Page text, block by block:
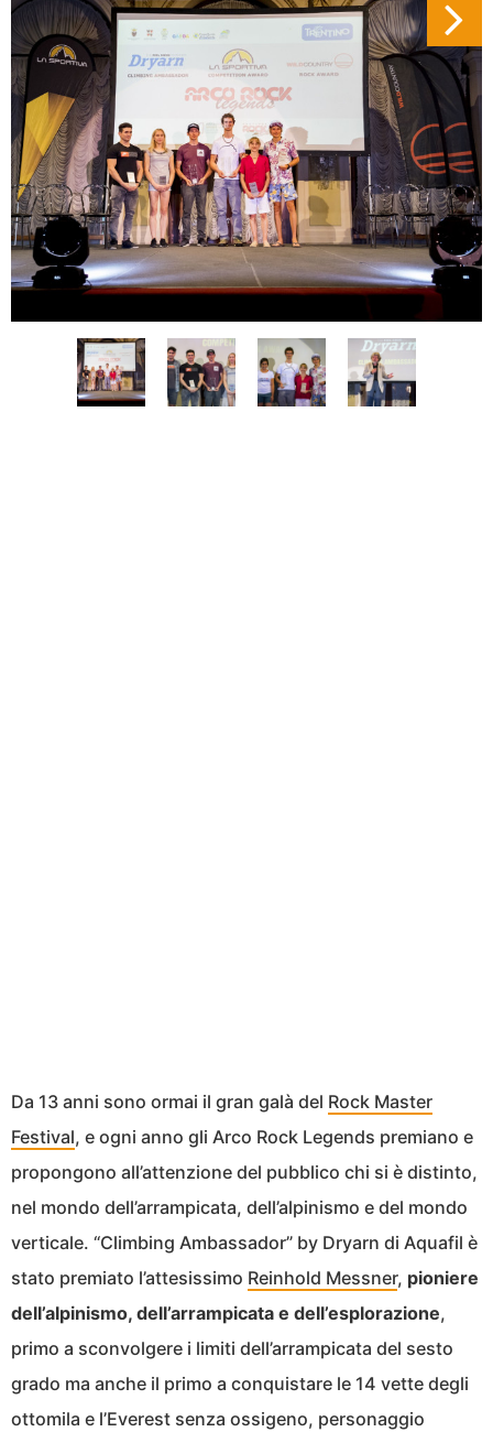
Da 13 anni sono ormai il gran galà del Rock Master
Festival, e ogni anno gli Arco Rock Legends premiano e
propongono all’attenzione del pubblico chi si è distinto,
nel mondo dell’arrampicata, dell’alpinismo e del mondo
verticale. “Climbing Ambassador” by Dryarn di Aquafil è
stato premiato l’attesissimo Reinhold Messner, pioniere
dell’alpinismo, dell’arrampicata e dell’esplorazione,
primo a sconvolgere i limiti dell’arrampicata del sesto
grado ma anche il primo a conquistare le 14 vette degli
ottomila e l’Everest senza ossigeno, personaggio